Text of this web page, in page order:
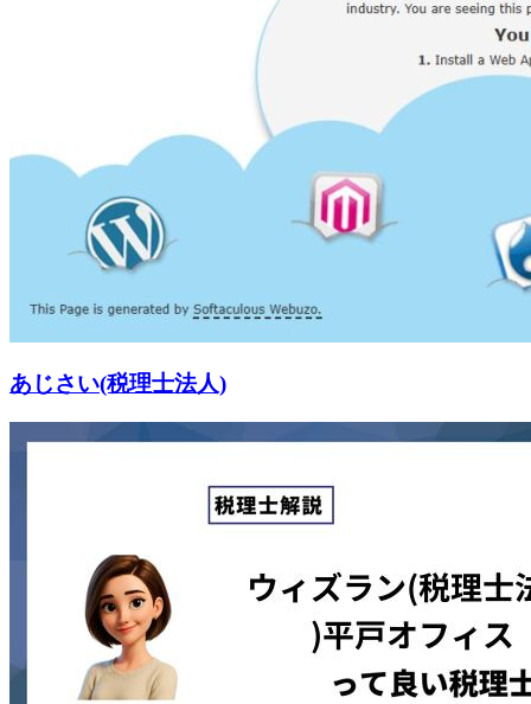
あじさい(税理士法人)